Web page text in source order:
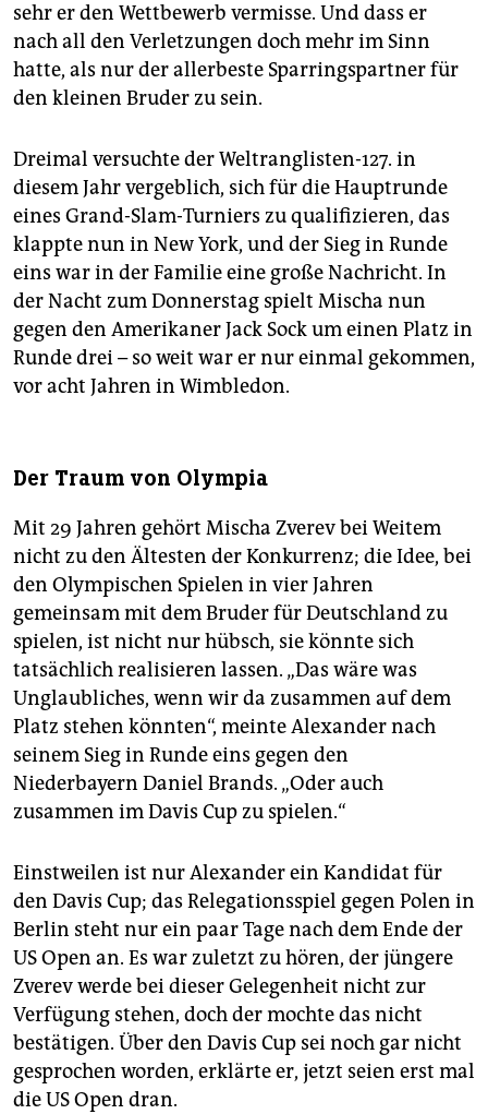
sehr er den Wettbewerb vermisse. Und dass er
nach all den Verletzungen doch mehr im Sinn
hatte, als nur der allerbeste Sparringspartner für
den kleinen Bruder zu sein.
Dreimal versuchte der Weltranglisten-127. in
diesem Jahr vergeblich, sich für die Hauptrunde
eines Grand-Slam-Turniers zu qualifizieren, das
klappte nun in New York, und der Sieg in Runde
eins war in der Familie eine große Nachricht. In
der Nacht zum Donnerstag spielt Mischa nun
gegen den Amerikaner Jack Sock um einen Platz in
Runde drei – so weit war er nur einmal gekommen,
vor acht Jahren in Wimbledon.
Der Traum von Olympia
Mit 29 Jahren gehört Mischa Zverev bei Weitem
nicht zu den Ältesten der Konkurrenz; die Idee, bei
den Olympischen Spielen in vier Jahren
gemeinsam mit dem Bruder für Deutschland zu
spielen, ist nicht nur hübsch, sie könnte sich
tatsächlich realisieren lassen. „Das wäre was
Unglaubliches, wenn wir da zusammen auf dem
Platz stehen könnten“, meinte Alexander nach
seinem Sieg in Runde eins gegen den
Niederbayern Daniel Brands. „Oder auch
zusammen im Davis Cup zu spielen.“
Einstweilen ist nur Alexander ein Kandidat für
den Davis Cup; das Relegationsspiel gegen Polen in
Berlin steht nur ein paar Tage nach dem Ende der
US Open an. Es war zuletzt zu hören, der jüngere
Zverev werde bei dieser Gelegenheit nicht zur
Verfügung stehen, doch der mochte das nicht
bestätigen. Über den Davis Cup sei noch gar nicht
gesprochen worden, erklärte er, jetzt seien erst mal
die US Open dran.